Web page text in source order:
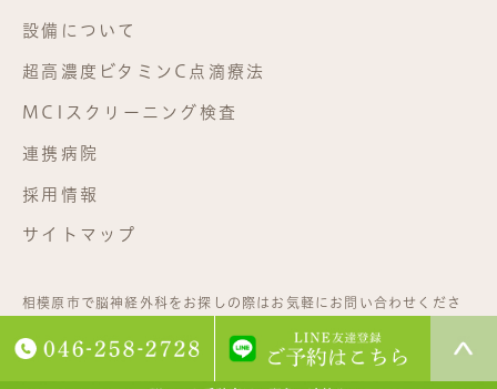
設備について
超高濃度ビタミンC点滴療法
MCIスクリーニング検査
連携病院
採用情報
サイトマップ
相模原市で脳神経外科をお探しの際はお気軽にお問い合わせくださ